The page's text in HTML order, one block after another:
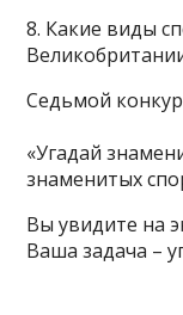
8. Какие виды
Седьмой
«Угадай
знаменитых
Вы увидите на
Ваша задача –